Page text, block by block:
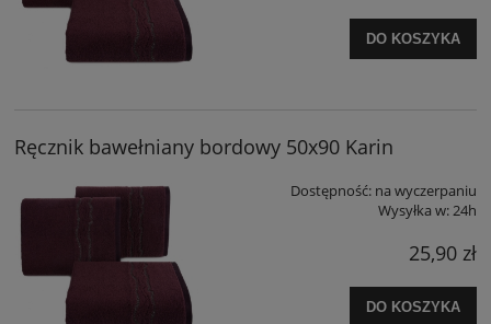
DO KOSZYKA
Ręcznik bawełniany bordowy 50x90 Karin
Dostępność: na wyczerpaniu
Wysyłka w:24h
25,90 zł
DO KOSZYKA